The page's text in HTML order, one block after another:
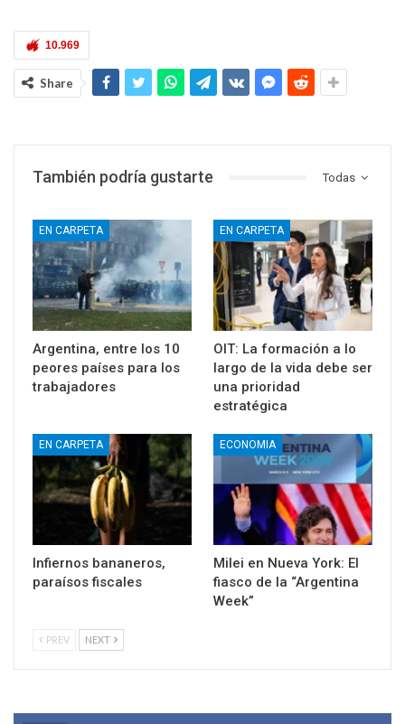
10.969
Share
Todas
También podría gustarte
EN CARPETA
Argentina, entre los 10
peores países para los
trabajadores
EN CARPETA
OIT: La formación a lo
largo de la vida debe ser
una prioridad
estratégica
EN CARPETA
Infiernos bananeros,
paraísos fiscales
ECONOMIA
Milei en Nueva York: El
fiasco de la “Argentina
Week”
PREV NEXT